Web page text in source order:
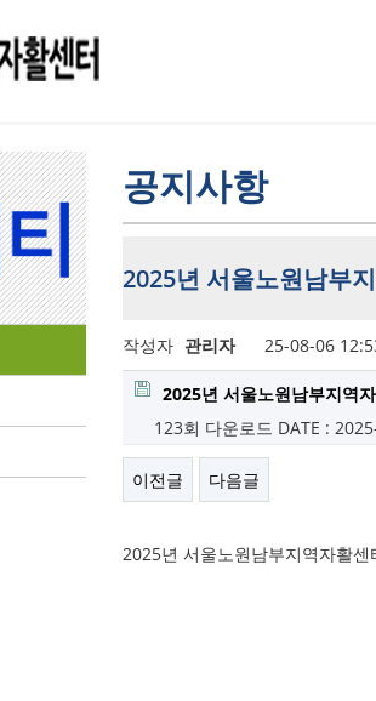
공지사항
2025년 서울노원남부
작성자 관리자 25-08-06
2025년 서울노원남부지역
123회 다운로드 DATE :
이전글 다음글
2025년 서울노원남부지역자활